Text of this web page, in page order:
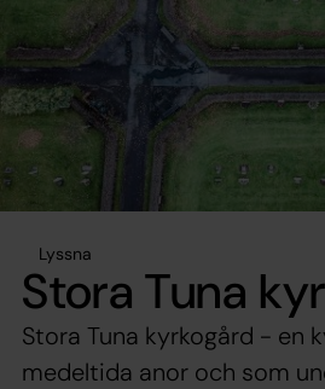
Lyssna
Stora Tuna
Stora Tuna kyrkogård - en
medeltida anor och som